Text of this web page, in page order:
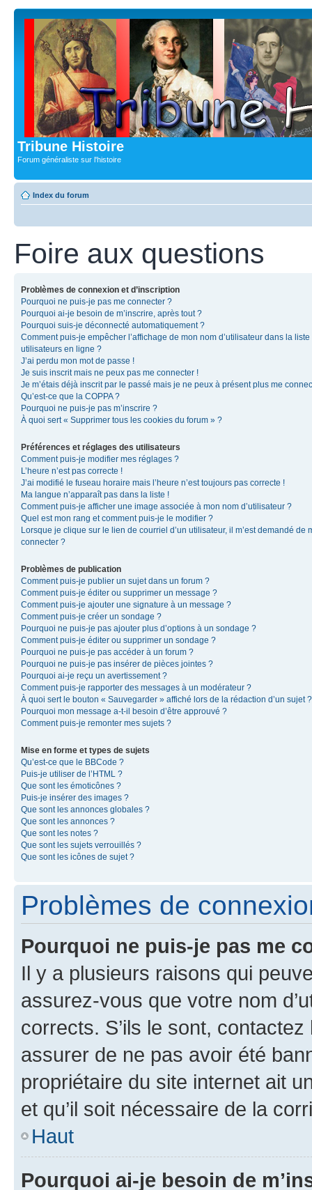
Tribune Histoire
Forum généraliste sur l'histoire
Index du forum
Foire aux questions
Problèmes de connexion et d’inscription
Pourquoi ne puis-je pas me connecter ?
Pourquoi ai-je besoin de m’inscrire, après tout ?
Pourquoi suis-je déconnecté automatiquement ?
Comment puis-je empêcher l’affichage de mon nom d’utilisateur dans la liste
utilisateurs en ligne ?
J’ai perdu mon mot de passe !
Je suis inscrit mais ne peux pas me connecter !
Je m’étais déjà inscrit par le passé mais je ne peux à présent plus me
Qu’est-ce que la COPPA ?
Pourquoi ne puis-je pas m’inscrire ?
À quoi sert « Supprimer tous les cookies du forum » ?
Préférences et réglages des utilisateurs
Comment puis-je modifier mes réglages ?
L’heure n’est pas correcte !
J’ai modifié le fuseau horaire mais l’heure n’est toujours pas correcte !
Ma langue n’apparaît pas dans la liste !
Comment puis-je afficher une image associée à mon nom d’utilisateur ?
Quel est mon rang et comment puis-je le modifier ?
Lorsque je clique sur le lien de courriel d’un utilisateur, il m’est demandé de
connecter ?
Problèmes de publication
Comment puis-je publier un sujet dans un forum ?
Comment puis-je éditer ou supprimer un message ?
Comment puis-je ajouter une signature à un message ?
Comment puis-je créer un sondage ?
Pourquoi ne puis-je pas ajouter plus d’options à un sondage ?
Comment puis-je éditer ou supprimer un sondage ?
Pourquoi ne puis-je pas accéder à un forum ?
Pourquoi ne puis-je pas insérer de pièces jointes ?
Pourquoi ai-je reçu un avertissement ?
Comment puis-je rapporter des messages à un modérateur ?
À quoi sert le bouton « Sauvegarder » affiché lors de la rédaction d’un sujet ?
Pourquoi mon message a-t-il besoin d’être approuvé ?
Comment puis-je remonter mes sujets ?
Mise en forme et types de sujets
Qu’est-ce que le BBCode ?
Puis-je utiliser de l’HTML ?
Que sont les émoticônes ?
Puis-je insérer des images ?
Que sont les annonces globales ?
Que sont les annonces ?
Que sont les notes ?
Que sont les sujets verrouillés ?
Que sont les icônes de sujet ?
Problèmes de
Pourquoi ne puis-je pas me
Il y a plusieurs raisons qui
assurez-vous que votre nom
corrects. S’ils le sont,
assurer de ne pas avoir été
propriétaire du site internet ait
et qu’il soit nécessaire de la
Haut
Pourquoi ai-je besoin de